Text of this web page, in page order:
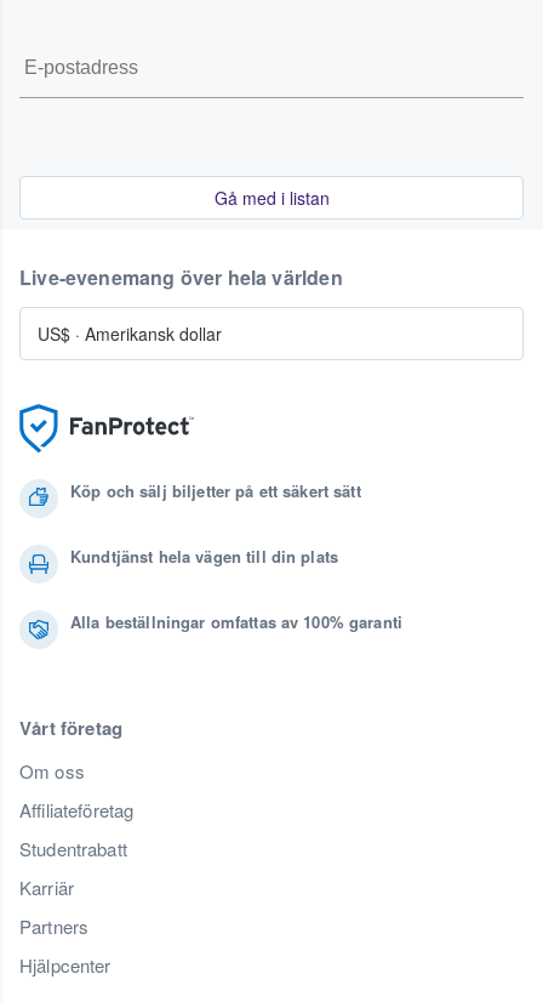
Gå med i listan
Köp och sälj biljetter på ett säkert sätt
Kundtjänst hela vägen till din plats
Alla beställningar omfattas av 100% garanti
Vårt företag
Om oss
Affiliateföretag
Studentrabatt
Karriär
Partners
Hjälpcenter
Live-evenemang över hela världen
US$ · Amerikansk dollar